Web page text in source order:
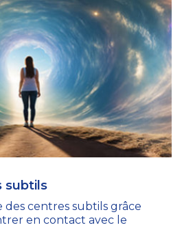
subtils
des centres subtils grâce
en contact avec le